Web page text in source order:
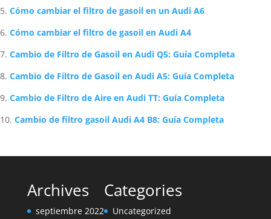
Cómo cambiar el filtro de gasoil en un Audi A6
Cómo cambiar el filtro de gasoil en Audi A4
Cambio de Filtro de Gasoil en Audi Q5: Guía Completa
Cambio de Filtro de Gasoil en Audi A5: Guía Completa
Cambio de Filtro de Aire en Audi TT: Guía Completa
Cambio de filtro gasoil Audi A4 B8: Guía Completa
Archives
septiembre 2022
Categories
Uncategorized